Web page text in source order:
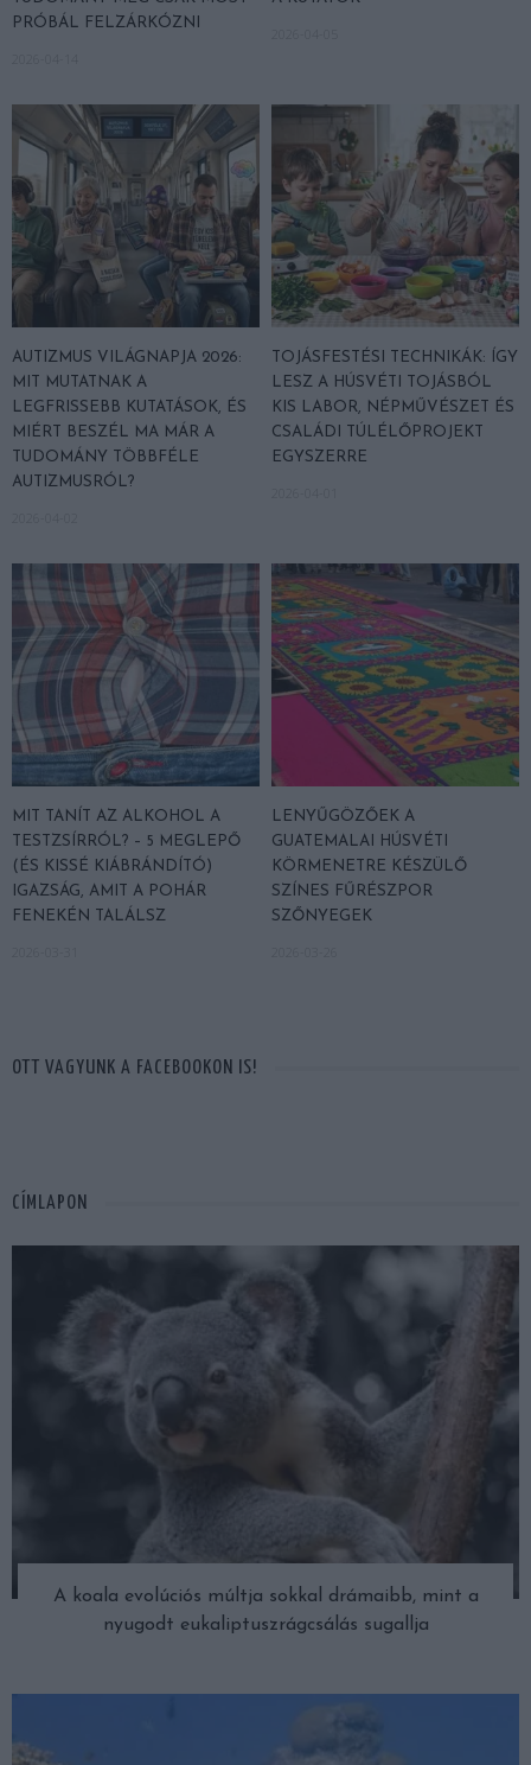
PRÓBÁL FELZÁRKÓZNI
AUTIZMUS VILÁGNAPJA 2026:
MIT MUTATNAK A
LEGFRISSEBB KUTATÁSOK, ÉS
MIÉRT BESZÉL MA MÁR A
TUDOMÁNY TÖBBFÉLE
AUTIZMUSRÓL?
TOJÁSFESTÉSI TECHNIKÁK: ÍGY
LESZ A HÚSVÉTI TOJÁSBÓL
KIS LABOR, NÉPMŰVÉSZET ÉS
CSALÁDI TÚLÉLŐPROJEKT
EGYSZERRE
MIT TANÍT AZ ALKOHOL A
TESTZSÍRRÓL? – 5 MEGLEPŐ
(ÉS KISSÉ KIÁBRÁNDÍTÓ)
IGAZSÁG, AMIT A POHÁR
FENEKÉN TALÁLSZ
LENYŰGÖZŐEK A
GUATEMALAI HÚSVÉTI
KÖRMENETRE KÉSZÜLŐ
SZÍNES FŰRÉSZPOR
SZŐNYEGEK
OTT VAGYUNK A FACEBOOKON IS!
CÍMLAPON
A koala evolúciós múltja sokkal drámaibb, mint a
nyugodt eukaliptuszrágcsálás sugallja